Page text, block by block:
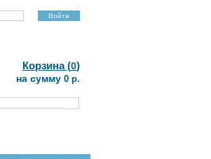
Корзина (0)
на сумму 0 р.